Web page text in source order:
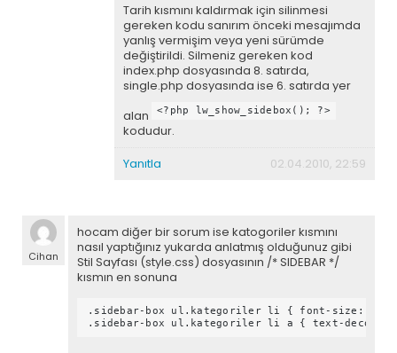
Tarih kısmını kaldırmak için silinmesi
gereken kodu sanırım önceki mesajımda
yanlış vermişim veya yeni sürümde
değiştirildi. Silmeniz gereken kod
index.php dosyasında 8. satırda,
single.php dosyasında ise 6. satırda yer
alan
<?php lw_show_sidebox(); ?>
kodudur.
Yanıtla
02.04.2010, 22:59
Cihan
hocam diğer bir sorum ise katogoriler kısmını
nasıl yaptığınız yukarda anlatmış olduğunuz gibi
Stil Sayfası (style.css) dosyasının /* SIDEBAR */
kısmın en sonuna
.sidebar-box ul.kategoriler li { font-size:
.sidebar-box ul.kategoriler li a { text-